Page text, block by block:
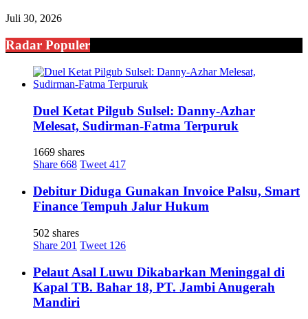
Juli 30, 2026
Radar Populer
Duel Ketat Pilgub Sulsel: Danny-Azhar
Melesat, Sudirman-Fatma Terpuruk
1669 shares
Share 668 Tweet 417
Debitur Diduga Gunakan Invoice Palsu, Smart
Finance Tempuh Jalur Hukum
502 shares
Share 201 Tweet 126
Pelaut Asal Luwu Dikabarkan Meninggal di
Kapal TB. Bahar 18, PT. Jambi Anugerah
Mandiri